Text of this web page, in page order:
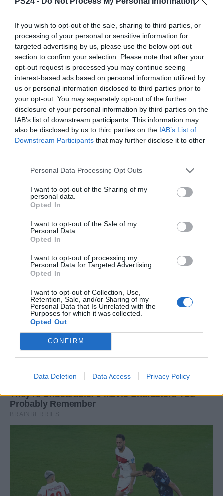
If you wish to opt-out of the sale, sharing to third parties, or
processing of your personal or sensitive information for
targeted advertising by us, please use the below opt-out
section to confirm your selection. Please note that after your
opt-out request is processed you may continue seeing
interest-based ads based on personal information utilized by
us or personal information disclosed to third parties prior to
your opt-out. You may separately opt-out of the further
disclosure of your personal information by third parties on the
IAB’s list of downstream participants. This information may
also be disclosed by us to third parties on the IAB’s List of
Downstream Participants that may further disclose it to other
Personal Data Processing Opt Outs
I want to opt-out of the Sharing of my
personal data.
Opted In
I want to opt-out of the Sale of my
Personal Data.
Opted In
I want to opt-out of processing my
Personal Data for Targeted Advertising.
Opted In
I want to opt-out of Collection, Use,
Retention, Sale, and/or Sharing of my
Personal Data that Is Unrelated with the
Purposes for which it was collected.
Opted Out
CONFIRM
Data Deletion Data Access Privacy Policy